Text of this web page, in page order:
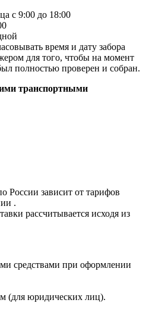
с 9:00 до 18:00
время и дату забора
для того, чтобы на момент
полностью проверен и собран.
транспортными
России зависит от тарифов
.
рассчитывается исходя из
средствами при оформлении
(для юридических лиц).